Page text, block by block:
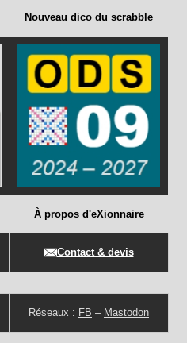
Nouveau dico du scrabble
À propos d'eXionnaire
Contact & devis
Réseaux : FB – Mastodon